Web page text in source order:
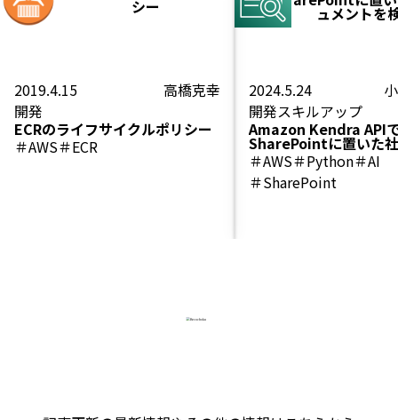
シー
2019.4.15
高橋克幸
開発
ECRのライフサイクルポリシー
＃AWS＃ECR
ュメントを
2024.5.24
開発スキルアップ
Amazon Kendra API
SharePointに置いた
ュメントを検索する
＃AWS＃Python＃AI
＃SharePoint